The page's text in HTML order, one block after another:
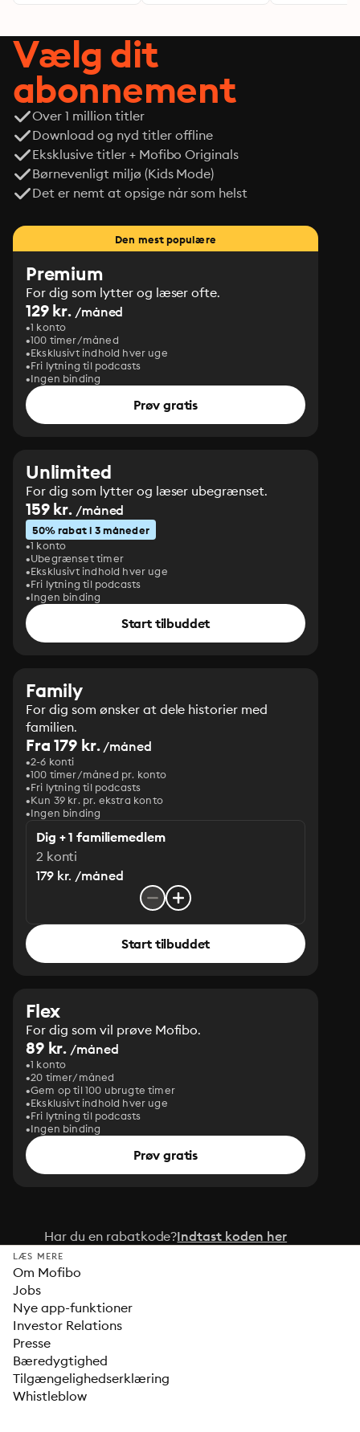
Vælg dit
abonnement
Over 1 million titler
Download og nyd titler offline
Eksklusive titler + Mofibo Originals
Børnevenligt miljø (Kids Mode)
Det er nemt at opsige når som helst
Den mest populære
Premium
For dig som lytter og læser ofte.
129 kr. /måned
1 konto
100 timer/måned
Eksklusivt indhold hver uge
Fri lytning til podcasts
Ingen binding
Prøv gratis
Unlimited
For dig som lytter og læser ubegrænset.
159 kr. /måned
50% rabat i 3 måneder
1 konto
Ubegrænset timer
Eksklusivt indhold hver uge
Fri lytning til podcasts
Ingen binding
Start tilbuddet
Family
For dig som ønsker at dele historier med
familien.
Fra 179 kr./måned
2-6 konti
100 timer/måned pr. konto
Fri lytning til podcasts
Kun 39 kr. pr. ekstra konto
Ingen binding
Dig + 1 familiemedlem
2 konti
179 kr. /måned
Start tilbuddet
Flex
For dig som vil prøve Mofibo.
89 kr. /måned
1 konto
20 timer/måned
Gem op til 100 ubrugte timer
Eksklusivt indhold hver uge
Fri lytning til podcasts
Ingen binding
Prøv gratis
Har du en rabatkode?Indtast koden her
LÆS MERE
Om Mofibo
Jobs
Nye app-funktioner
Investor Relations
Presse
Bæredygtighed
Tilgængelighedserklæring
Whistleblow